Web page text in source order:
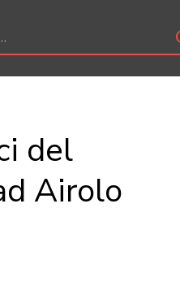
del
Airolo